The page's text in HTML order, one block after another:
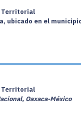
Territorial
ubicado en el
Territorial
Oaxaca-México